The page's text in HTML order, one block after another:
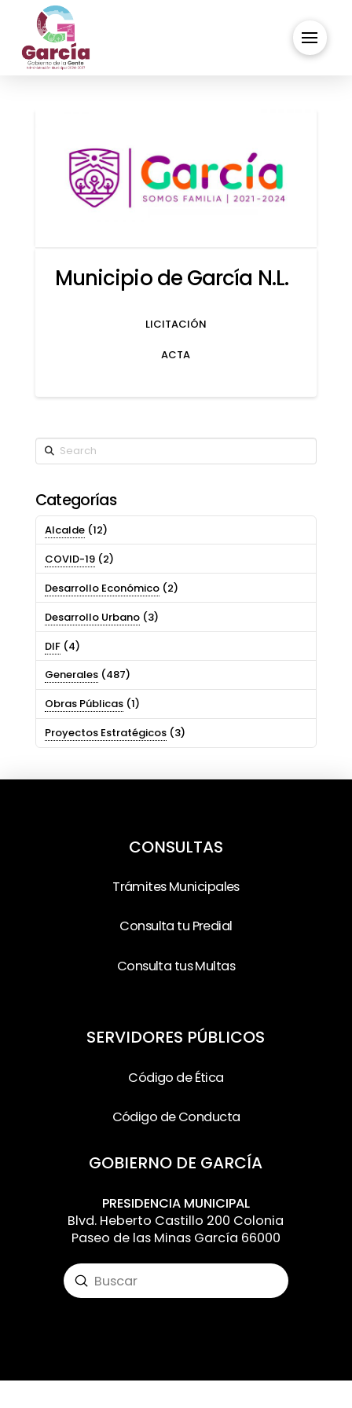
Municipio de García N.L.
LICITACIÓN
ACTA
Search
Categorías
Alcalde(12)
COVID-19(2)
Desarrollo Económico(2)
Desarrollo Urbano(3)
DIF(4)
Generales(487)
Obras Públicas(1)
Proyectos Estratégicos(3)
CONSULTAS
Trámites Municipales
Consulta tu Predial
Consulta tus Multas
SERVIDORES PÚBLICOS
Código de Ética
Código de Conducta
GOBIERNO DE GARCÍA
PRESIDENCIA MUNICIPAL
Blvd. Heberto Castillo 200 Colonia
Paseo de las Minas García 66000
Search
Submit